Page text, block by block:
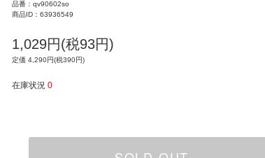
品番：qv90602so
商品ID：63936549
1,029円(税93円)
定価 4,290円(税390円)
在庫状況 0